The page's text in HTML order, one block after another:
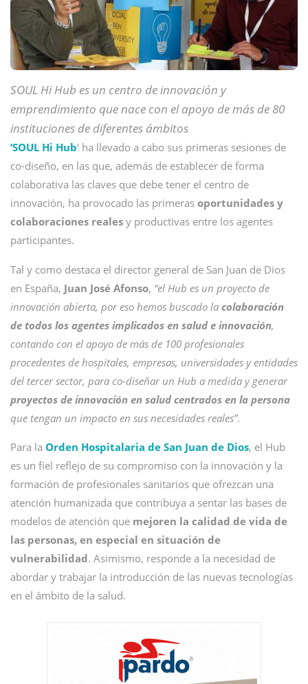
SOUL Hi Hub es un centro de innovación y
emprendimiento que nace con el apoyo de más de 80
instituciones de diferentes ámbitos
‘SOUL Hi Hub‘ ha llevado a cabo sus primeras sesiones de
co-diseño, en las que, además de establecer de forma
colaborativa las claves que debe tener el centro de
innovación, ha provocado las primeras oportunidades y
colaboraciones reales y productivas entre los agentes
participantes.
Tal y como destaca el director general de San Juan de Dios
en España, Juan José Afonso, “el Hub es un proyecto de
innovación abierta, por eso hemos buscado la colaboración
de todos los agentes implicados en salud e innovación,
contando con el apoyo de más de 100 profesionales
procedentes de hospitales, empresas, universidades y entidades
del tercer sector, para co-diseñar un Hub a medida y generar
proyectos de innovación en salud centrados en la persona
que tengan un impacto en sus necesidades reales”.
Para la Orden Hospitalaria de San Juan de Dios, el Hub
es un fiel reflejo de su compromiso con la innovación y la
formación de profesionales sanitarios que ofrezcan una
atención humanizada que contribuya a sentar las bases de
modelos de atención que mejoren la calidad de vida de
las personas, en especial en situación de
vulnerabilidad. Asimismo, responde a la necesidad de
abordar y trabajar la introducción de las nuevas tecnologías
en el ámbito de la salud.